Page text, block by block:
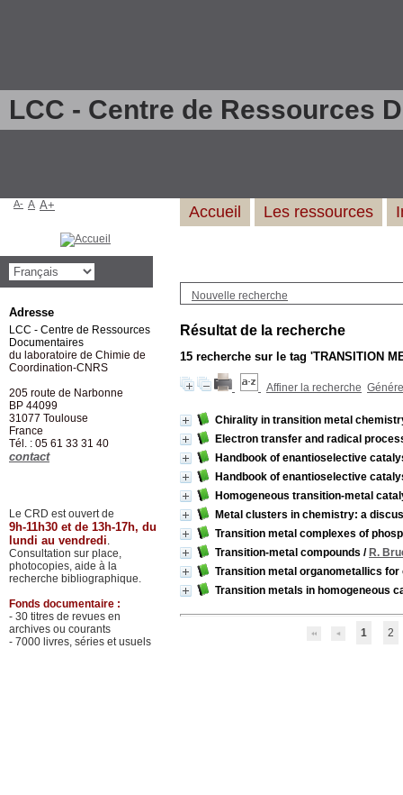
LCC - Centre de Ressources
Nouvelle recherche
Résultat de la recherche
15 recherche sur le tag 'TRANSITION
Affiner la recherche
Chirality in transition metal
Electron transfer and radical
Handbook of enantioselective
Handbook of enantioselective
Homogeneous transition-metal
Metal clusters in chemistry: a
Transition metal complexes of
Transition-metal compounds / R.
Transition metal organometallics
Transition metals in homogeneous
1 2
Accueil Les ressources
A- A A+
Adresse
LCC - Centre de Ressources
Documentaires
du laboratoire de Chimie de
Coordination-CNRS
205 route de Narbonne
BP 44099
31077 Toulouse
France
Tél. : 05 61 33 31 40
contact
Le CRD est ouvert de
9h-11h30 et de 13h-17h, du
lundi au vendredi.
Consultation sur place,
photocopies, aide à la
recherche bibliographique.
Fonds documentaire :
- 30 titres de revues en
archives ou courants
- 7000 livres, séries et usuels